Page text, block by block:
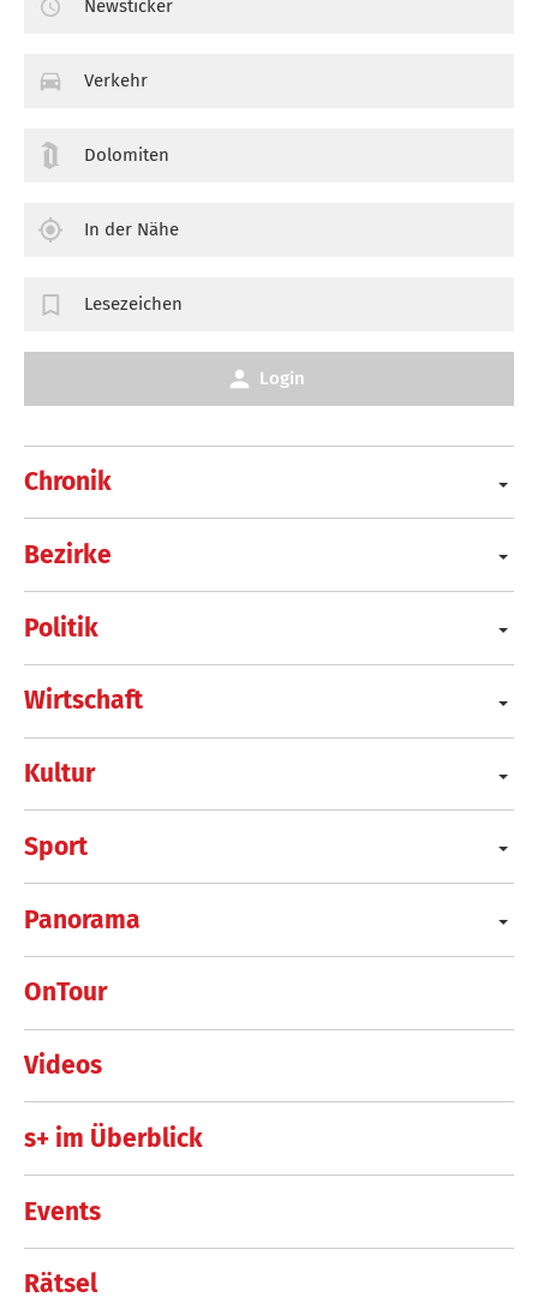
Chronik
Bezirke
Politik
Wirtschaft
Kultur
Sport
Panorama
OnTour
Videos
s+ im Überblick
Events
Rätsel
Newsticker
Verkehr
Dolomiten
In der Nähe
Lesezeichen
Login